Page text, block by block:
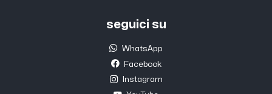
seguici su
WhatsApp
Facebook
Instagram